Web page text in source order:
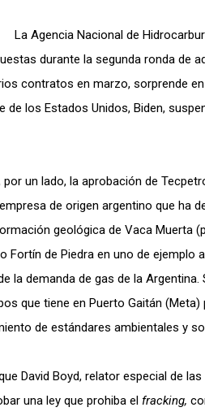
La Agencia Nacional de
durante la segunda ronda de
contratos en marzo, sorprende
de los Estados Unidos, Biden,
un lado, la aprobación de
de origen argentino que ha
geológica de Vaca Muerta
de Piedra en uno de ejemplo
la demanda de gas de la
que tiene en Puerto Gaitán
de estándares ambientales y
David Boyd, relator especial de
una ley que prohiba el fracking,